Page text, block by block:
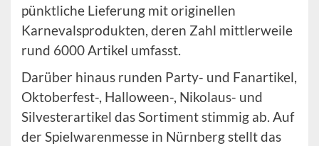
pünktliche Lieferung mit originellen
Karnevalsprodukten, deren Zahl mittlerweile
rund 6000 Artikel umfasst.
Darüber hinaus runden Party- und Fanartikel,
Oktoberfest-, Halloween-, Nikolaus- und
Silvesterartikel das Sortiment stimmig ab. Auf
der Spielwarenmesse in Nürnberg stellt das